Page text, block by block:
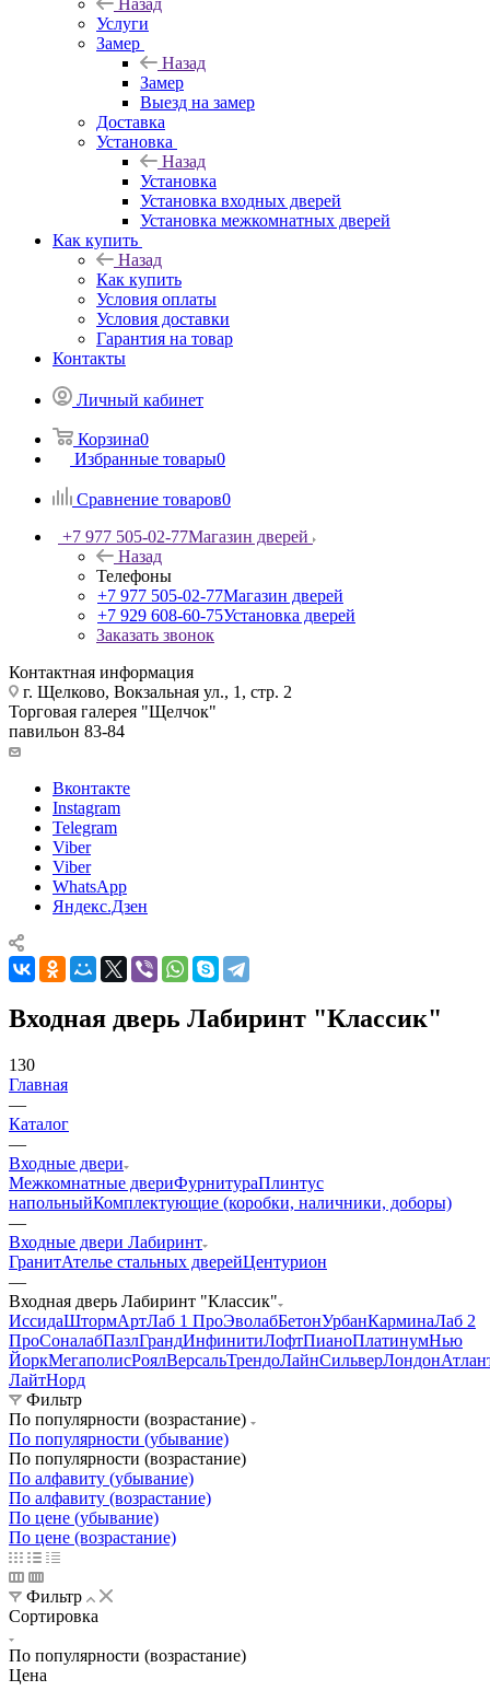
Назад
Услуги
Замер
Назад
Замер
Выезд на замер
Доставка
Установка
Назад
Установка
Установка входных дверей
Установка межкомнатных дверей
Как купить
Назад
Как купить
Условия оплаты
Условия доставки
Гарантия на товар
Контакты
Личный кабинет
Корзина0
Избранные товары0
Сравнение товаров0
+7 977 505-02-77Магазин дверей
Назад
Телефоны
+7 977 505-02-77Магазин дверей
+7 929 608-60-75Установка дверей
Заказать звонок
Контактная информация
г. Щелково, Вокзальная ул., 1, стр. 2
Торговая галерея "Щелчок"
павильон 83-84
Вконтакте
Instagram
Telegram
Viber
Viber
WhatsApp
Яндекс.Дзен
Входная дверь Лабиринт "Классик"
130
Главная
—
Каталог
—
Входные двери
Межкомнатные двериФурнитураПлинтус
напольныйКомплектующие (коробки, наличники, доборы)
—
Входные двери Лабиринт
ГранитАтелье стальных дверейЦентурион
—
Входная дверь Лабиринт "Классик"
ИссидаШтормАртЛаб 1 ПроЭволабБетонУрбанКарминаЛаб 2
ПроСоналабПазлГрандИнфинитиЛофтПианоПлатинумНью
ЙоркМегаполисРоялВерсальТрендоЛайнСильверЛондон
ЛайтНорд
Фильтр
По популярности (возрастание)
По популярности (убывание)
По популярности (возрастание)
По алфавиту (убывание)
По алфавиту (возрастание)
По цене (убывание)
По цене (возрастание)
Фильтр
Сортировка
По популярности (возрастание)
Цена